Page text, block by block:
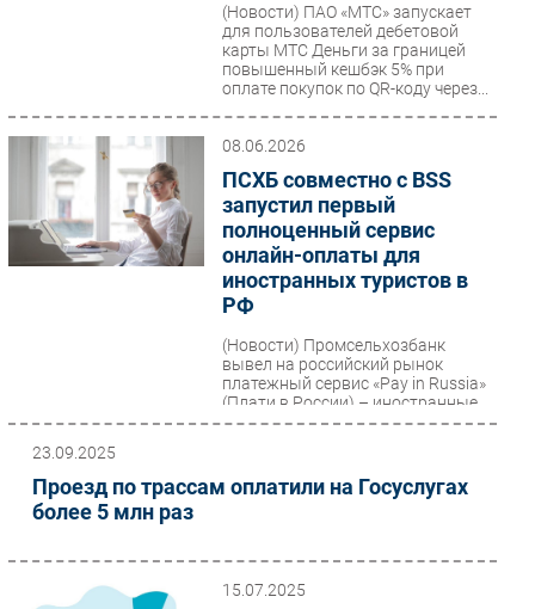
Гаджеты
Здоровье
РАЗДЕЛЫ
Проекты
IT класс
Тестовый стенд
Каталог компаний
(Новости) ПАО «МТС» запускает
для пользователей дебетовой
карты МТС Деньги за границей
повышенный кешбэк 5% при
оплате покупок по QR-коду через...
08.06.2026
ПСХБ совместно с BSS
запустил первый
полноценный сервис
онлайн-оплаты для
иностранных туристов в
РФ
(Новости) Промсельхозбанк
вывел на российский рынок
платежный сервис «Pay in Russia»
(Плати в России) – иностранные
туристы смогут открыть карту...
23.09.2025
Проезд по трассам оплатили на Госуслугах
более 5 млн раз
15.07.2025